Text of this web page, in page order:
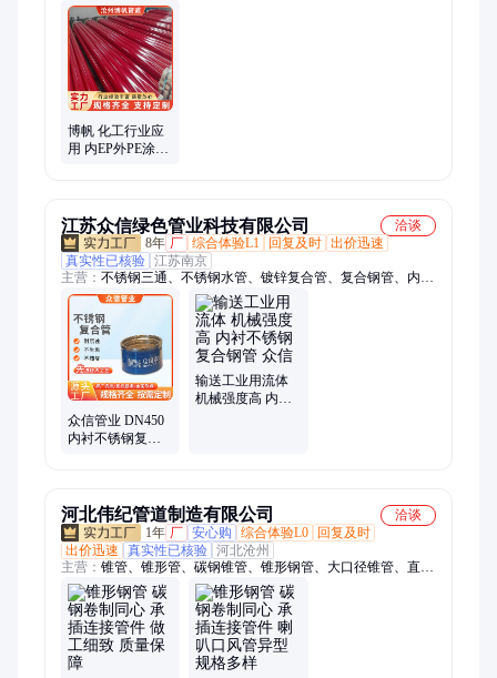
防管、城乡供水用、环氧煤沥青管道
博帆 化工行业应
用 内EP外PE涂塑
江苏众信绿色管业科技有限公司
洽谈
8年 厂 综合体验L1 回复及时 出价迅速
真实性已核验 江苏南京
主营： 不锈钢三通、不锈钢水管、镀锌复合管、复合钢管、内衬
镀锌管、内衬复合管、内衬不锈钢、增强不锈钢管、不锈钢复
合、不锈钢四通、不锈钢自来水、自来水专用管、饮用水输送
管、不锈钢大口径、双金属复合管、不锈钢排水管
众信管业 DN450
内衬不锈钢复合
输送工业用流体
机械强度高 内衬
河北伟纪管道制造有限公司
洽谈
1年 厂 安心购 综合体验L0
回复及时
出价迅速
真实性已核验 河北沧州
主营： 锥管、锥形管、碳钢锥管、锥形钢管、大口径锥管、直缝
焊接锥管、变径接头异径管、碳钢不锈钢椎管、锥形圆管